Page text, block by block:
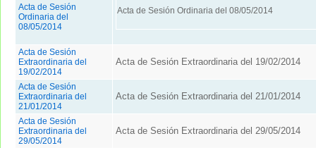
Acta de Sesión
Ordinaria del
08/05/2014
Acta de Sesión Ordinaria del 08/05/2014
Acta de Sesión
Extraordinaria del
19/02/2014
Acta de Sesión Extraordinaria del 19/02/2014
Acta de Sesión
Extraordinaria del
21/01/2014
Acta de Sesión Extraordinaria del 21/01/2014
Acta de Sesión
Extraordinaria del
29/05/2014
Acta de Sesión Extraordinaria del 29/05/2014